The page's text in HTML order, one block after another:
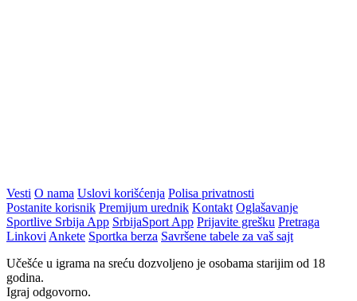
Vesti O nama Uslovi korišćenja Polisa privatnosti
Postanite korisnik Premijum urednik Kontakt Oglašavanje
Sportlive Srbija App SrbijaSport App Prijavite grešku Pretraga
Linkovi Ankete Sportka berza Savršene tabele za vaš sajt
Učešće u igrama na sreću dozvoljeno je osobama starijim od 18
godina.
Igraj odgovorno.